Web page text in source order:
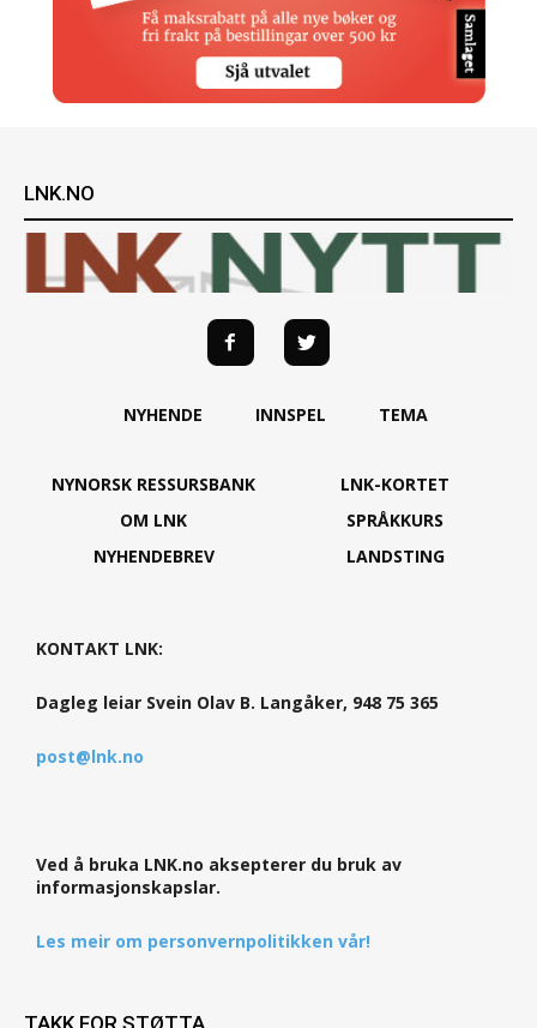
LNK.NO
NYHENDE INNSPEL TEMA
NYNORSK RESSURSBANK
OM LNK
NYHENDEBREV
LNK-KORTET
SPRÅKKURS
LANDSTING
KONTAKT LNK:
Dagleg leiar Svein Olav B. Langåker, 948 75 365
post@lnk.no
Ved å bruka LNK.no aksepterer du bruk av
informasjonskapslar.
Les meir om personvernpolitikken vår!